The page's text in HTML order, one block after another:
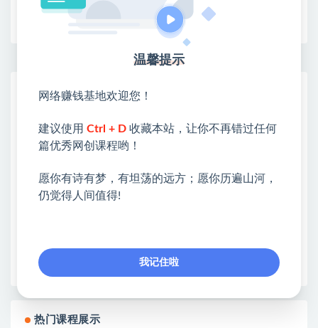
收藏 链接
网赚基地简介
❤本站：本站整合多方资源站，主要面向互联网创业
类&副业类，资源丰富 物超所值。
❤能助您：找项目 + 低成本创业 + 减少信息差 + 见识
各种项目 + 提升网创认知。
❤本站为众多团队提供了重要价值，也为众多创业者
早为您提供丰盛价值。祝您前程似锦！
热门课程展示
温馨提示
网络赚钱基地欢迎您！
建议使用 Ctrl + D 收藏本站，让你不再错过任何
篇优秀网创课程哟！
愿你有诗有梦，有坦荡的远方；愿你历遍山河，
仍觉得人间值得!
我记住啦